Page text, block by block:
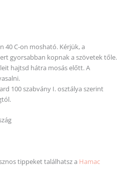
40 C-on mosható. Kérjük, a
gyorsabban kopnak a szövetek tőle.
hajtsd hátra mosás előtt. A
100 szabvány I. osztálya szerint
tippeket találhatsz a Hamac